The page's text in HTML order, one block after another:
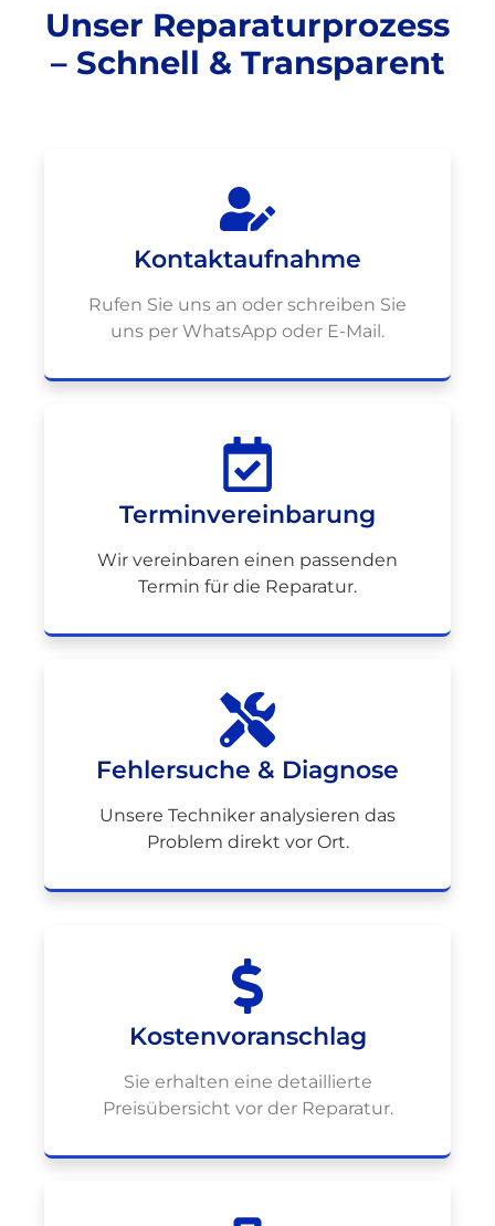
Unser Reparaturprozess
– Schnell & Transparent
Kontaktaufnahme
Rufen Sie uns an oder schreiben Sie
uns per WhatsApp oder E-Mail.
Terminvereinbarung
Wir vereinbaren einen passenden
Termin für die Reparatur.
Fehlersuche & Diagnose
Unsere Techniker analysieren das
Problem direkt vor Ort.
Kostenvoranschlag
Sie erhalten eine detaillierte
Preisübersicht vor der Reparatur.